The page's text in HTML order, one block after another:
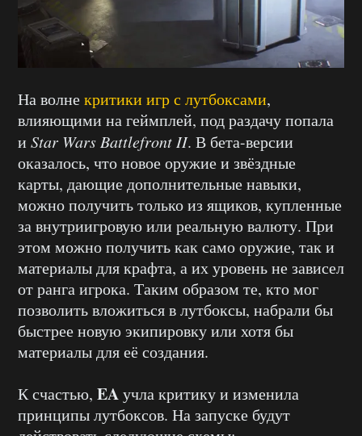
На волнекритики игр с лутбоксами,
влияющими на геймплей, под раздачу попала
и Star Wars Battlefront II. В бета-версии
оказалось, что новое оружие и звёздные
карты, дающие дополнительные навыки,
можно получить только из ящиков, купленные
за внутриигровую или реальную валюту. При
этом можно получить как само оружие, так и
материалы для крафта, а их уровень не зависел
от ранга игрока. Таким образом те, кто мог
позволить вложиться в лутбоксы, набрали бы
быстрее новую экипировку или хотя бы
материалы для её создания.
К счастью, EAучла критику и изменила
принципы лутбоксов. На запуске будут